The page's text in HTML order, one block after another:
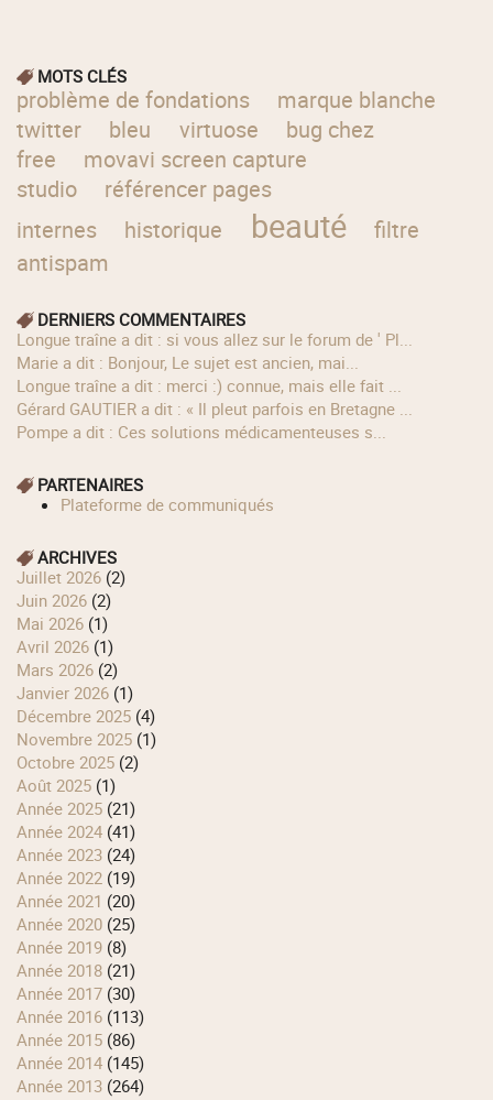
MOTS CLÉS
problème de fondations
marque blanche
twitter
bleu virtuose
bug chez
free
movavi screen capture
studio
référencer pages
internes
historique beauté
filtre
antispam
DERNIERS COMMENTAIRES
longue traîne a dit : si vous allez sur le forum de ' Pl...
Marie a dit : Bonjour, Le sujet est ancien, mai...
longue traîne a dit : merci :) connue, mais elle fait ...
Gérard GAUTIER a dit : « Il pleut parfois en Bretagne ...
Pompe a dit : Ces solutions médicamenteuses s...
PARTENAIRES
Plateforme de communiqués
ARCHIVES
juillet 2026 (2)
juin 2026 (2)
mai 2026 (1)
avril 2026 (1)
mars 2026 (2)
janvier 2026 (1)
décembre 2025 (4)
novembre 2025 (1)
octobre 2025 (2)
août 2025 (1)
année 2025 (21)
année 2024 (41)
année 2023 (24)
année 2022 (19)
année 2021 (20)
année 2020 (25)
année 2019 (8)
année 2018 (21)
année 2017 (30)
année 2016 (113)
année 2015 (86)
année 2014 (145)
année 2013 (264)